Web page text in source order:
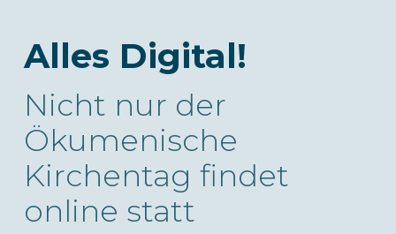
Alles Digital!
Nicht nur der
Ökumenische
Kirchentag findet
online statt